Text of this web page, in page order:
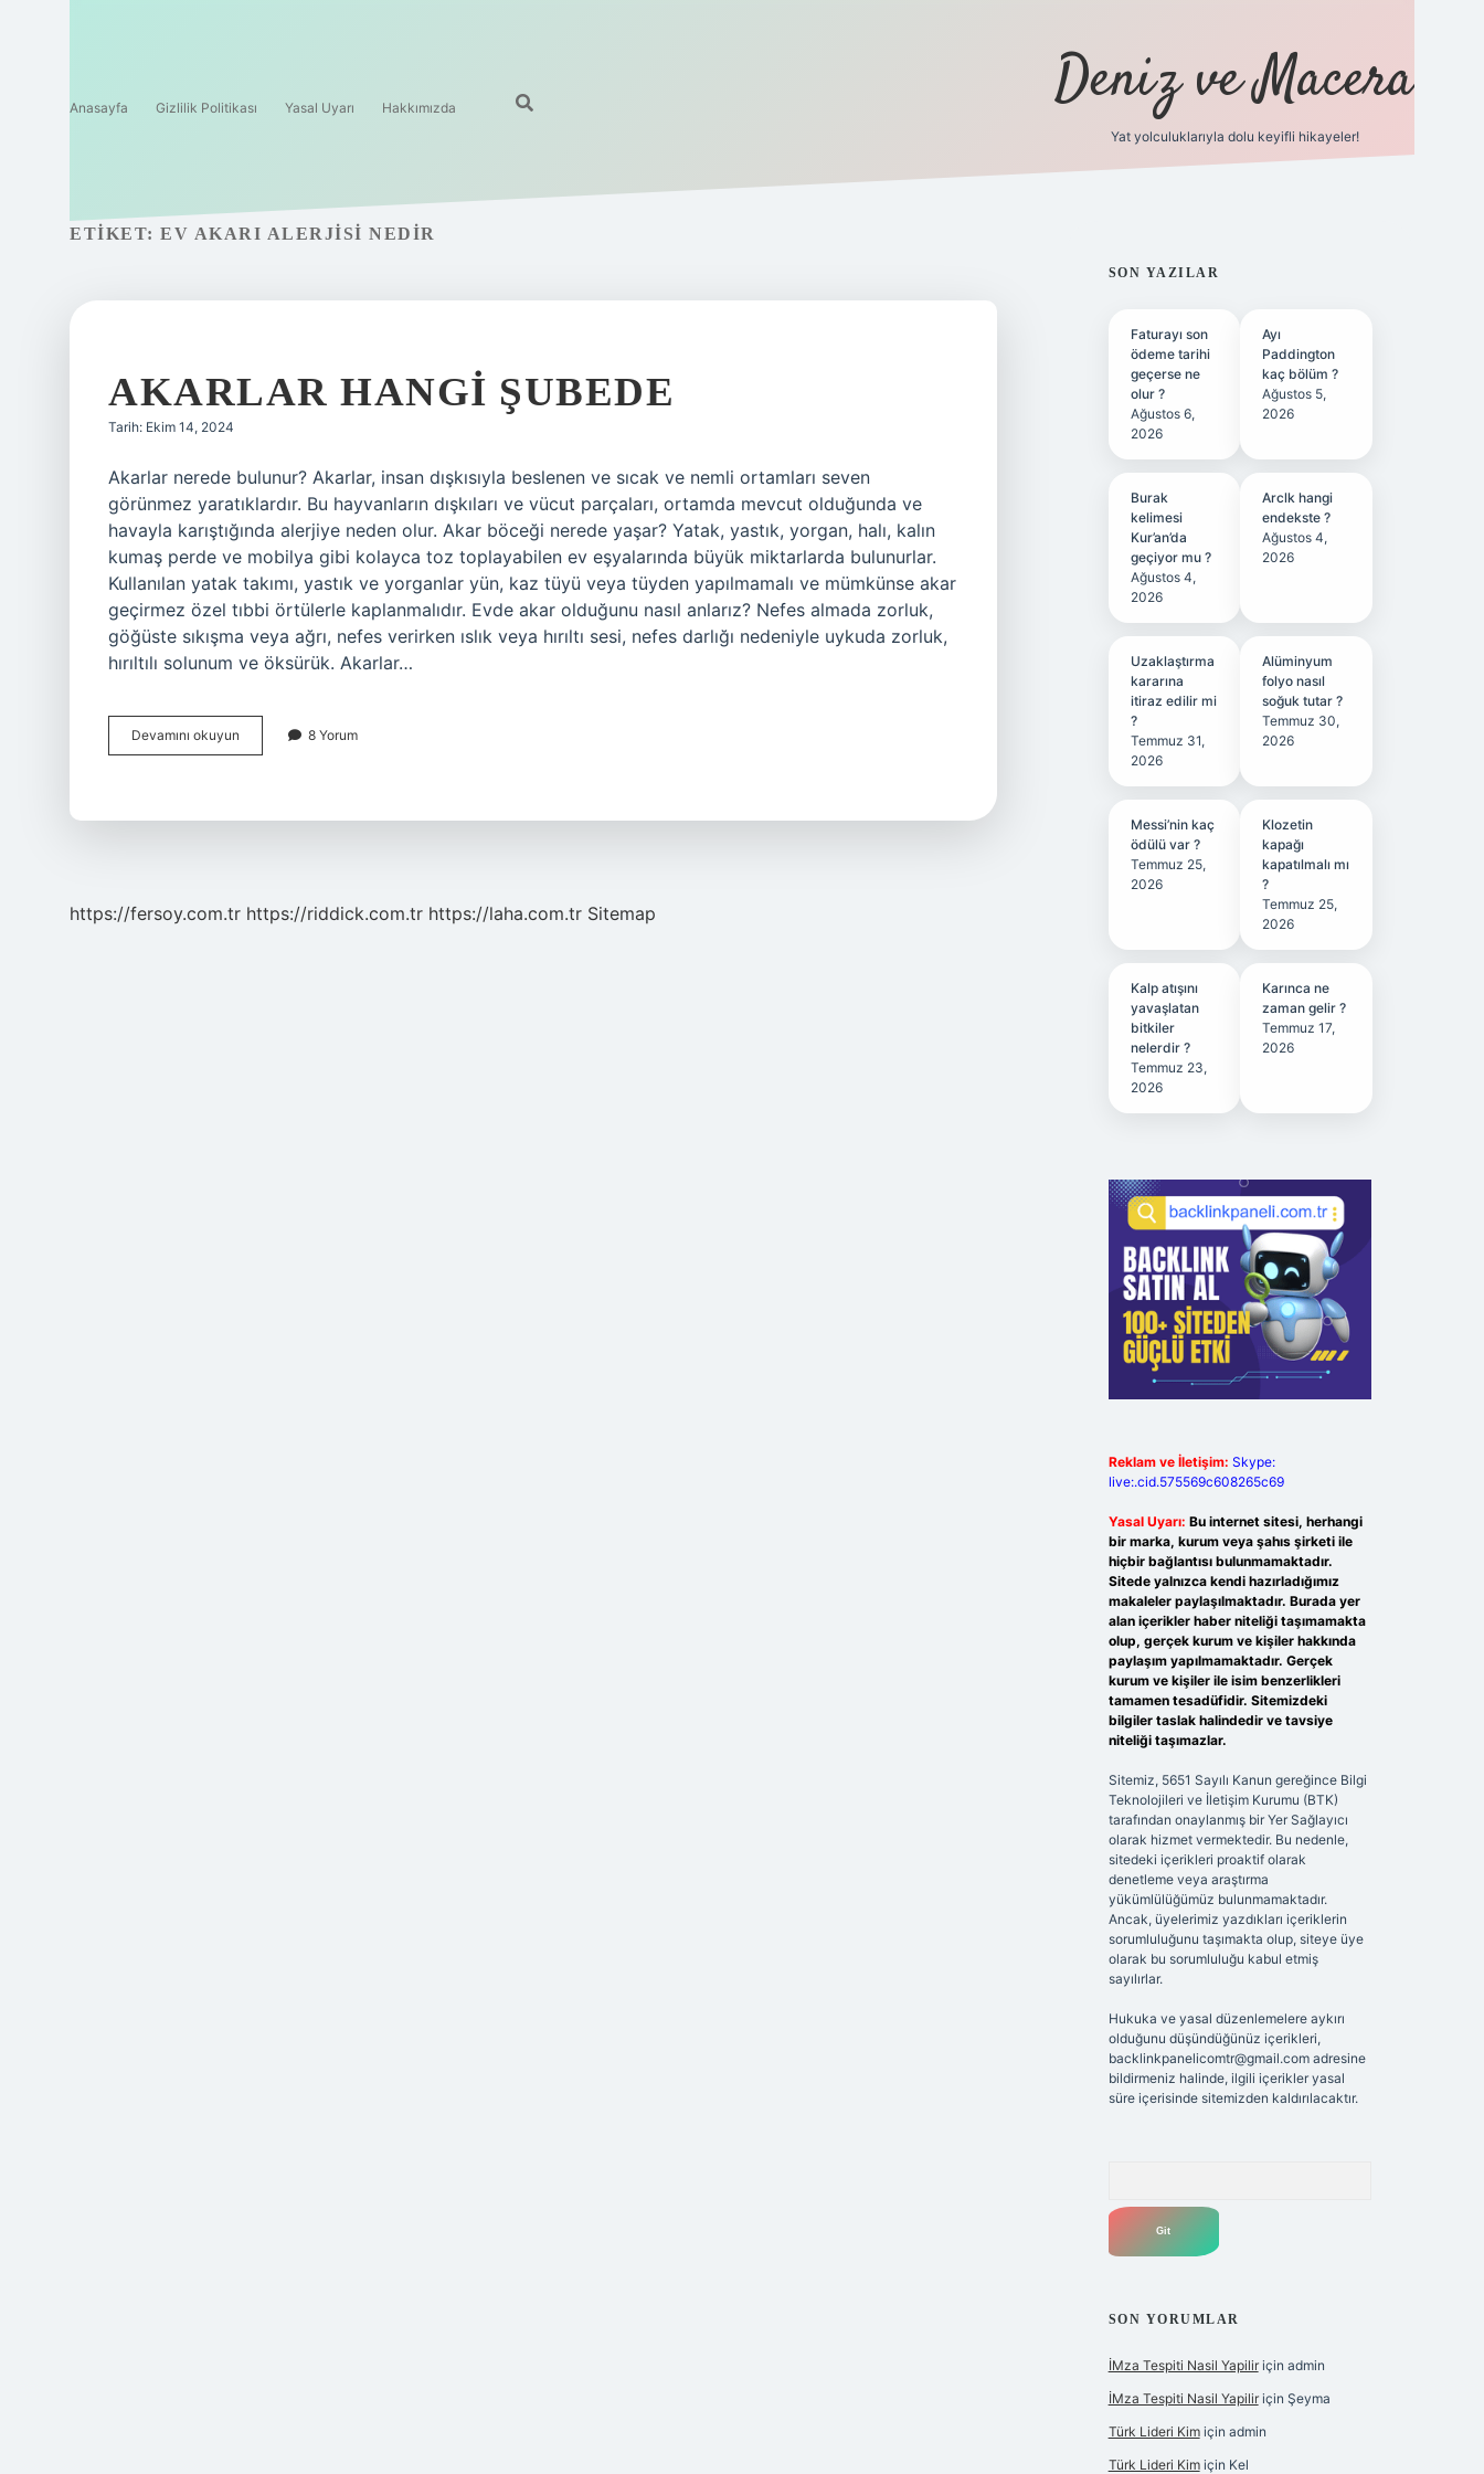
Anasayfa Gizlilik Politikası Yasal Uyarı Hakkımızda Deniz ve Macera
Yat yolculuklarıyla dolu keyifli hikayeler!
ETIKET: EV AKARI ALERJISI NEDIR
AKARLAR HANGI ŞUBEDE
Tarih: Ekim 14, 2024
Akarlar nerede bulunur? Akarlar, insan dışkısıyla beslenen ve sıcak ve nemli ortamları seven
görünmez yaratıklardır. Bu hayvanların dışkıları ve vücut parçaları, ortamda mevcut olduğunda ve
havayla karıştığında alerjiye neden olur. Akar böceği nerede yaşar? Yatak, yastık, yorgan, halı, kalın
kumaş perde ve mobilya gibi kolayca toz toplayabilen ev eşyalarında büyük miktarlarda bulunurlar.
Kullanılan yatak takımı, yastık ve yorganlar yün, kaz tüyü veya tüyden yapılmamalı ve mümkünse akar
geçirmez özel tıbbi örtülerle kaplanmalıdır. Evde akar olduğunu nasıl anlarız? Nefes almada zorluk,
göğüste sıkışma veya ağrı, nefes verirken ıslık veya hırıltı sesi, nefes darlığı nedeniyle uykuda zorluk,
hırıltılı solunum ve öksürük. Akarlar…
Devamını okuyun
Hangi
8 Yorum
https://fersoy.com.tr https://riddick.com.tr https://laha.com.tr Sitemap
SIDEBAR
SON YAZILAR
Faturayı son
ödeme tarihi
geçerse ne
olur ?
Ağustos 6,
2026
Ayı
Paddington
kaç bölüm ?
Ağustos 5,
2026
Burak
kelimesi
Kur’an’da
geçiyor mu ?
Ağustos 4,
2026
Arclk hangi
endekste ?
Ağustos 4,
2026
Uzaklaştırma
kararına
itiraz edilir mi
?
Temmuz 31,
2026
Alüminyum
folyo nasıl
soğuk tutar ?
Temmuz 30,
2026
Messi’nin kaç
ödülü var ?
Temmuz 25,
2026
Klozetin
kapağı
kapatılmalı mı
?
Temmuz 25,
2026
Kalp atışını
yavaşlatan
bitkiler
nelerdir ?
Temmuz 23,
2026
Karınca ne
zaman gelir ?
Temmuz 17,
2026
Reklam ve İletişim: Skype:
live:.cid.575569c608265c69
Yasal Uyarı: Bu internet sitesi, herhangi
bir marka, kurum veya şahıs şirketi ile
hiçbir bağlantısı bulunmamaktadır.
Sitede yalnızca kendi hazırladığımız
makaleler paylaşılmaktadır. Burada yer
alan içerikler haber niteliği taşımamakta
olup, gerçek kurum ve kişiler hakkında
paylaşım yapılmamaktadır. Gerçek
kurum ve kişiler ile isim benzerlikleri
tamamen tesadüfidir. Sitemizdeki
bilgiler taslak halindedir ve tavsiye
niteliği taşımazlar.
Sitemiz, 5651 Sayılı Kanun gereğince Bilgi
Teknolojileri ve İletişim Kurumu (BTK)
tarafından onaylanmış bir Yer Sağlayıcı
olarak hizmet vermektedir. Bu nedenle,
sitedeki içerikleri proaktif olarak
denetleme veya araştırma
yükümlülüğümüz bulunmamaktadır.
Ancak, üyelerimiz yazdıkları içeriklerin
sorumluluğunu taşımakta olup, siteye üye
olarak bu sorumluluğu kabul etmiş
sayılırlar.
Hukuka ve yasal düzenlemelere aykırı
olduğunu düşündüğünüz içerikleri,
backlinkpanelicomtr@gmail.comadresine
bildirmeniz halinde, ilgili içerikler yasal
süre içerisinde sitemizden kaldırılacaktır.
SON YORUMLAR
İMza Tespiti Nasil Yapiliriçin admin
İMza Tespiti Nasil Yapiliriçin Şeyma
Türk Lideri Kimiçin admin
Türk Lideri Kimiçin Kel